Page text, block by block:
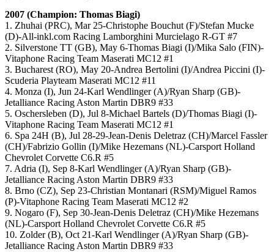
2007 (Champion: Thomas Biagi)
1. Zhuhai (PRC), Mar 25-Christophe Bouchut (F)/Stefan Mucke
(D)-All-inkl.com Racing Lamborghini Murcielago R-GT #7
2. Silverstone TT (GB), May 6-Thomas Biagi (I)/Mika Salo (FIN)-
Vitaphone Racing Team Maserati MC12 #1
3. Bucharest (RO), May 20-Andrea Bertolini (I)/Andrea Piccini (I)-
Scuderia Playteam Maserati MC12 #11
4. Monza (I), Jun 24-Karl Wendlinger (A)/Ryan Sharp (GB)-
Jetalliance Racing Aston Martin DBR9 #33
5. Oschersleben (D), Jul 8-Michael Bartels (D)/Thomas Biagi (I)-
Vitaphone Racing Team Maserati MC12 #1
6. Spa 24H (B), Jul 28-29-Jean-Denis Deletraz (CH)/Marcel Fassler
(CH)/Fabrizio Gollin (I)/Mike Hezemans (NL)-Carsport Holland
Chevrolet Corvette C6.R #5
7. Adria (I), Sep 8-Karl Wendlinger (A)/Ryan Sharp (GB)-
Jetalliance Racing Aston Martin DBR9 #33
8. Brno (CZ), Sep 23-Christian Montanari (RSM)/Miguel Ramos
(P)-Vitaphone Racing Team Maserati MC12 #2
9. Nogaro (F), Sep 30-Jean-Denis Deletraz (CH)/Mike Hezemans
(NL)-Carsport Holland Chevrolet Corvette C6.R #5
10. Zolder (B), Oct 21-Karl Wendlinger (A)/Ryan Sharp (GB)-
Jetalliance Racing Aston Martin DBR9 #33